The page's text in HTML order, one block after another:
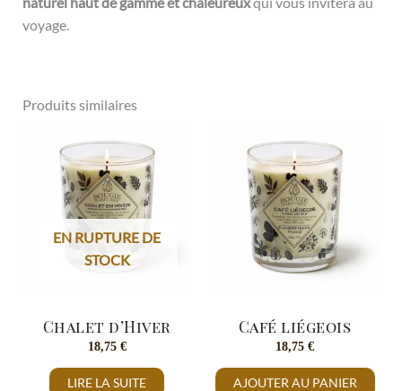
voyage.
Produits similaires
EN RUPTURE DE
STOCK
Chalet d’Hiver
18,75 €
LIRE LA SUITE
Café liégeois
18,75€
AJOUTER AU PANIER